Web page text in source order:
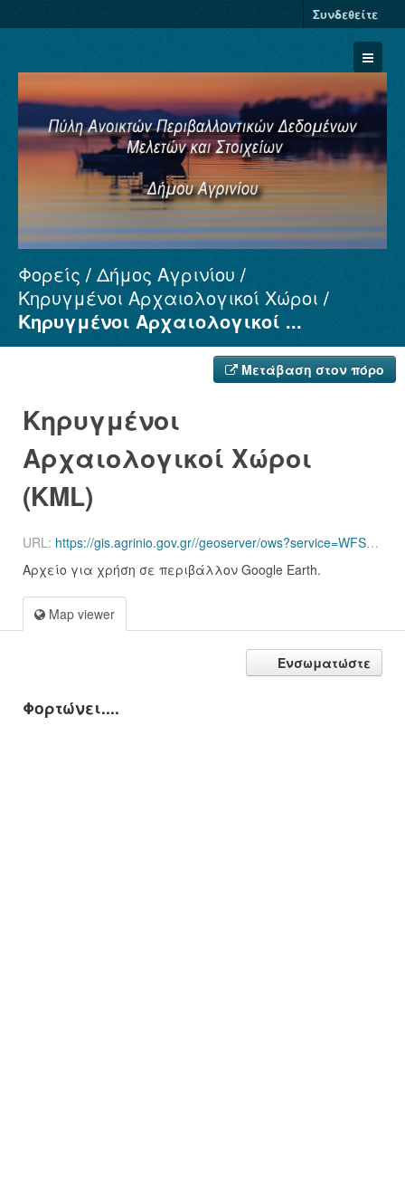
Συνδεθείτε
Σύνολα Δεδομένων
Φορείς
Ομάδες
Φορείς
Δήμος Αγρινίου
Κηρυγμένοι Αρχαιολογικοί Χώροι
Κηρυγμένοι Αρχαιολογικοί ...
Μετάβαση στον πόρο
Κηρυγμένοι
Αρχαιολογικοί Χώροι
(KML)
URL: https://gis.agrinio.gov.gr//geoserver/ows?service=WFS&version=1.0.0&request=GetFeature&typeName=agriniovec%3Aclt_poi_archailogikoi_choroi&outputFormat=application%2Fvnd.google-earth.kml%2Bxml
Αρχείο για χρήση σε περιβάλλον Google Earth.
Map viewer
Ενσωματώστε